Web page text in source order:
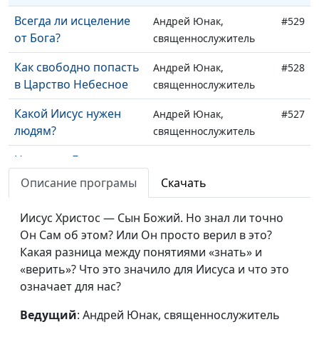
Всегда ли исцеление
от Бога?
Андрей Юнак,
священнослужитель
#529
Как свободно попасть
в Царство Небесное
Андрей Юнак,
священнослужитель
#528
Какой Иисус нужен
людям?
Андрей Юнак,
священнослужитель
#527
Нужны ли Богу наши
старания?
священнослужитель
вопросы?
священнослужитель
Может ли Бог
отменить прощение?
Андрей Юнак,
священнослужитель
фанатизм: нужен ли
Олег Гончаров,
Описание програмы Скачать
Иисус Христос — Сын Божий. Но знал ли точно
Он Сам об этом? Или Он просто верил в это?
Какая разница между понятиями «знать» и
«верить»? Что это значило для Иисуса и что это
означает для нас?
Ведущий: Андрей Юнак, священнослужитель